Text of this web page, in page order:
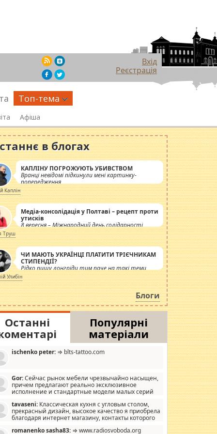
Вхід
Реєстрація
Топ-тема
Афіша
в блогах
КАПЛІНУ ПОГРОЖУЮТЬ УБИВСТВОМ
Вранці невідомі підкинули мені картинку-
попередження
Каплін
Медіа-консолідація у Полтаві – рецепт проти
утисків
8 вересня – Міжнародний день солідарності
журналістів.
Труш
ЧИ МАЮТЬ УКРАЇНЦІ ПЛАТИТИ ТРІЄЧНИКАМ
СТИПЕНДІЇ?
Рідко пишу лонгріди тим паче на такі теми,
але вже просто дістало! Обурюють сьогоднішні
інсенуації навколо стипендіального питання.
Штучно роздувається ще одна соціальна
катастрофа.
Улибін
Блоги
Останні
Популярні
матеріали
ischenko peter: ⇒ blts-tattoo.com
Gor:Сейчас рынок мебели чрезвычайно насыщен,
причем предлагают реально эксклюзивное
исполнение и стандартные модели малых серий
мало походит на стандартные формы, в MebelOk,
и что главное - со вкусом все в порядке,
ненужных наворотов удорожающих мебель, а это не
tavaseni: Классическая кухня с угловым столом,
прекрасный дизайн, высокое качество я приобрела
благодаря интернет магазину, контакты которого
romanenko sasha83: ⇒ www.radiosvoboda.org